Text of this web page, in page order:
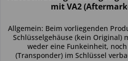
mit VA2
Allgemein: Beim vorliegenden
Schlüsselgehäuse (kein Original)
weder eine Funkeinheit,
(Transponder) im Schlüssel